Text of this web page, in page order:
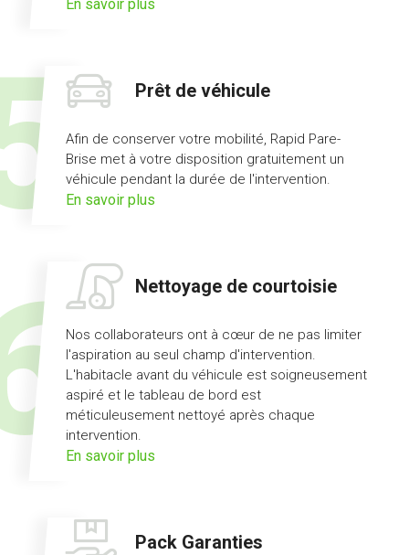
En savoir plus
offert
Prêt de véhicule
Afin de conserver votre mobilité, Rapid Pare-
Brise met à votre disposition gratuitement un
véhicule pendant la durée de l'intervention.
En savoir plus
véhicule
Nettoyage de courtoisie
Nos collaborateurs ont à cœur de ne pas limiter
l'aspiration au seul champ d'intervention.
L'habitacle avant du véhicule est soigneusement
aspiré et le tableau de bord est
méticuleusement nettoyé après chaque
intervention.
En savoir plus
courtoisie
Pack Garanties